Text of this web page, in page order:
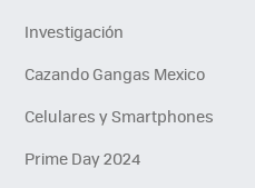
Investigación
Cazando Gangas Mexico
Celulares y Smartphones
Prime Day 2024